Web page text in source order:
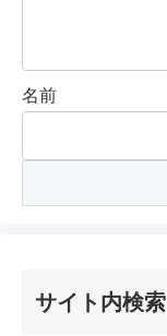
名前
サイト内検索